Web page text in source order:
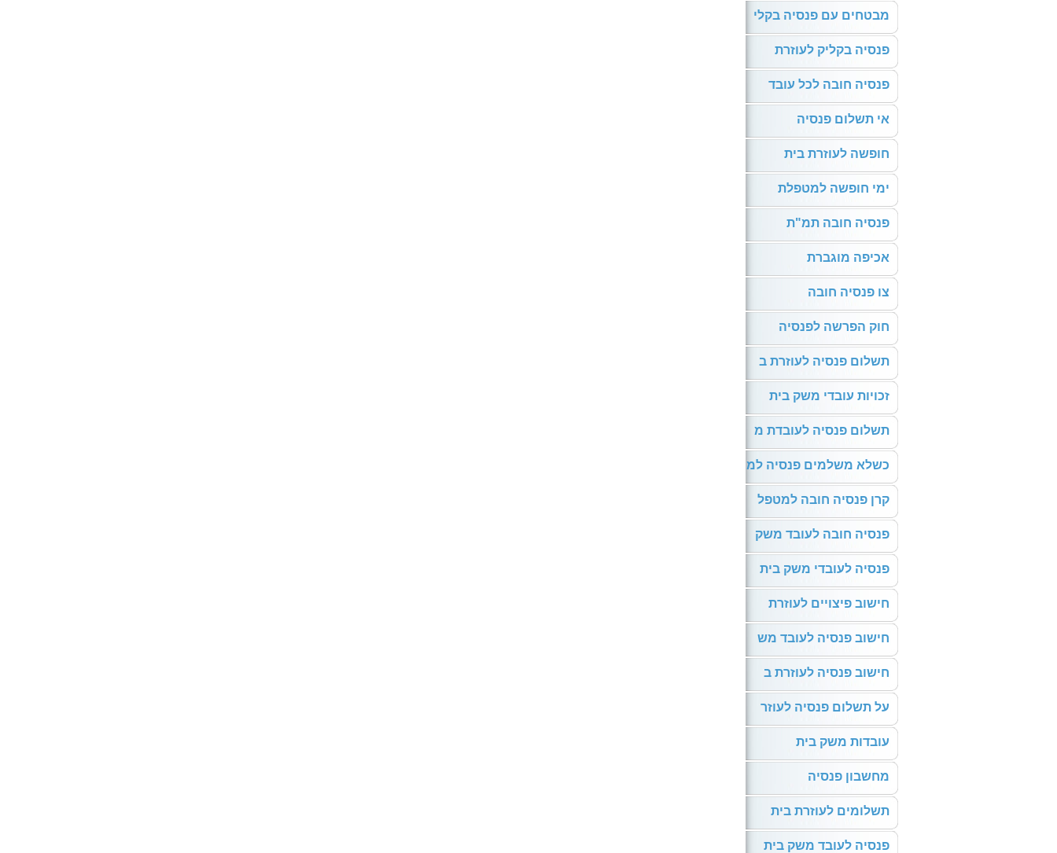
מבטחים עם פנסיה בקלי
פנסיה בקליק לעוזרת
פנסיה חובה לכל עובד
אי תשלום פנסיה
חופשה לעוזרת בית
ימי חופשה למטפלת
פנסיה חובה תמ"ת
אכיפה מוגברת
צו פנסיה חובה
חוק הפרשה לפנסיה
תשלום פנסיה לעוזרת ב
זכויות עובדי משק בית
תשלום פנסיה לעובדת מ
כשלא משלמים פנסיה למ
קרן פנסיה חובה למטפל
פנסיה חובה לעובד משק
פנסיה לעובדי משק בית
חישוב פיצויים לעוזרת
חישוב פנסיה לעובד מש
חישוב פנסיה לעוזרת ב
על תשלום פנסיה לעוזר
עובדות משק בית
מחשבון פנסיה
תשלומים לעוזרת בית
פנסיה לעובד משק בית